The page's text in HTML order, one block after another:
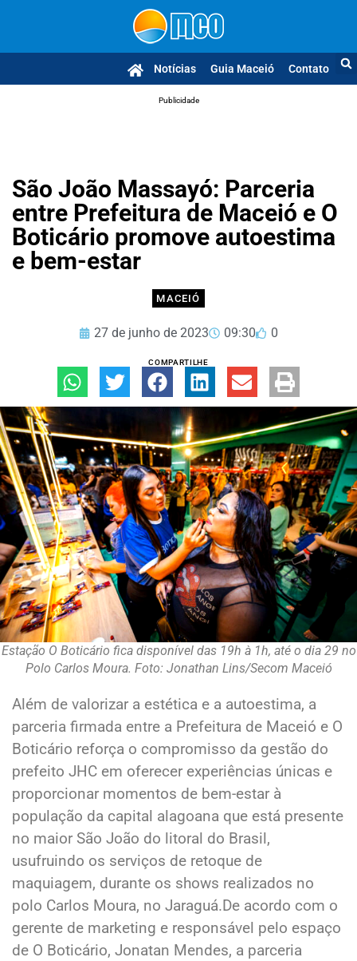
Notícias Guia Maceió Contato
Publicidade
São João Massayó: Parceria
entre Prefeitura de Maceió e O
Boticário promove autoestima
e bem-estar
MACEIÓ
27 de junho de 2023 09:30 0
COMPARTILHE
Estação O Boticário fica disponível das 19h à 1h, até o dia 29 no
Polo Carlos Moura. Foto: Jonathan Lins/Secom Maceió
Além de valorizar a estética e a autoestima, a
parceria firmada entre a Prefeitura de Maceió e O
Boticário reforça o compromisso da gestão do
prefeito JHC em oferecer experiências únicas e
proporcionar momentos de bem-estar à
população da capital alagoana que está presente
no maior São João do litoral do Brasil,
usufruindo os serviços de retoque de
maquiagem, durante os shows realizados no
polo Carlos Moura, no Jaraguá.De acordo com o
gerente de marketing e responsável pelo espaço
de O Boticário, Jonatan Mendes, a parceria